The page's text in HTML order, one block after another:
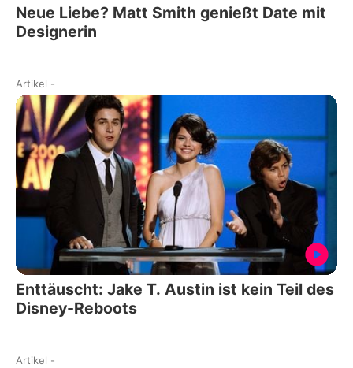
Neue Liebe? Matt Smith genießt Date mit
Designerin
Artikel -
Enttäuscht: Jake T. Austin ist kein Teil des
Disney-Reboots
Artikel -